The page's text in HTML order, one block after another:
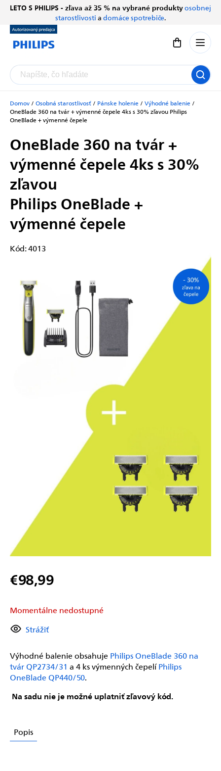
Prejsť
obsah
LETO S PHILIPS - zľava až 35 % na vybrané produktyosobnej
starostlivosti a domáce spotrebiče.
Nákupný
Domov / Osobná starostlivosť / Pánske holenie / Výhodné balenie /
OneBlade 360 na tvár + výmenné čepele 4ks s 30% zľavou Philips
OneBlade + výmenné čepele
OneBlade 360 na tvár +
výmenné čepele 4ks s 30%
zľavou
Philips OneBlade +
výmenné čepele
Kód:4013
€98,99
cena:
Momentálne nedostupné
Výhodné balenie obsahuje Philips OneBlade 360 na
tvár QP2734/31 a 4 ks výmenných čepelíPhilips
OneBlade QP440/50.
Na sadu nie je možné uplatniť zľavový kód.
Strážiť
Popis
Chatbot Filip
Autorizovaný predajce